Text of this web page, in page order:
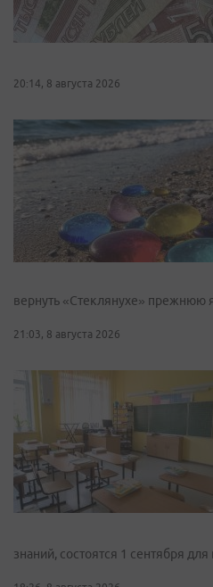
20:14, 8 августа 2026
вернуть «Стеклянухе» прежнюю
21:03, 8 августа 2026
знаний, состоятся 1 сентября